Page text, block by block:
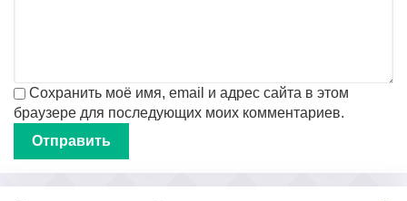
Сохранить моё имя, email и адрес сайта в этом
браузере для последующих моих комментариев.